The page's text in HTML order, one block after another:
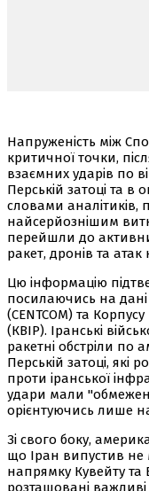
Напруженість між
критичної точки,
взаємних ударів по
Перській затоці та в
словами аналітиків,
найсерйознішим
перейшли до
ракет, дронів та
Цю інформацію
посилаючись на
(CENTCOM) та
(КВІР). Іранські
ракетні обстріли по
Перській затоці, які
проти іранської
удари мали
орієнтуючись лише
Зі свого боку,
що Іран випустив не
напрямку Кувейту та
розташовані